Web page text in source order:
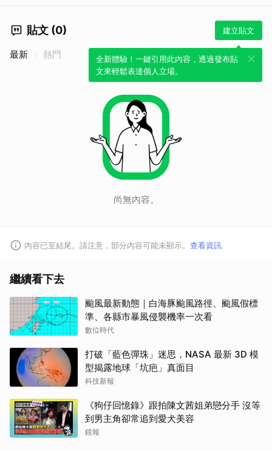
貼文 (0) 建立貼文
全新體驗！一鍵引用此內容，透過發布貼
文來輕鬆表達個人立場。
最新 熱門
尚無內容。
內容已至結尾。請注意，部分內容可能未顯示。 查看資訊
繼續看下去
颱風最新動態｜白海豚颱風路徑、颱風假標
準、各縣市暴風侵襲機率一次看
數位時代
打破「藍色彈珠」迷思，NASA 最新 3D 模
型揭露地球「坑疤」真面目
科技新報
《狗仔回憶錄》跟拍陳文茜姐弟戀分手 沒等
到男主角卻常追到愛犬美容
鏡報